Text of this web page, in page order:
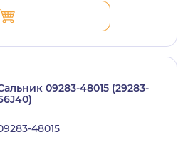
09283-48015 (29283-
48015